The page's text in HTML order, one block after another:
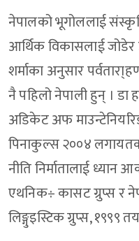
नेपालको भूगोललाई
आर्थिक विकासलाई जोडेर
शर्माका अनुसार
नै पहिलो नेपाली हुन् । डा
अडिकेट अफ
पिनाकुल्स २००४
नीति निर्मातालाई
एथनिक÷ कासट ग्रुप्स र
लिङ्गुइस्टिक ग्रुप्स, १९९९